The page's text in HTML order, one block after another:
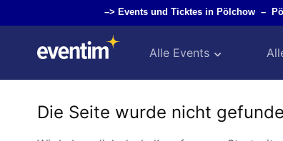
–> Events und Ticktes in Pölchow –